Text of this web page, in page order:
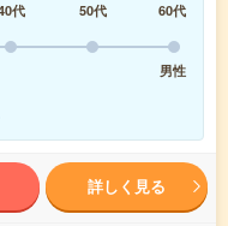
代 50代
60代
男性
詳しく見る